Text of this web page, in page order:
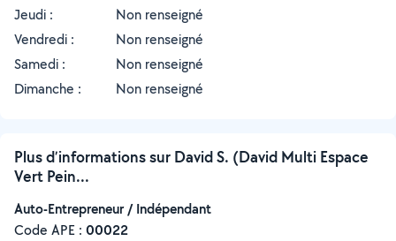
Jeudi :
Non renseigné
Vendredi :
Non renseigné
Samedi :
Non renseigné
Dimanche :
Non renseigné
Plus d’informations sur David S. (David Multi Espace
Vert Pein...
Auto-Entrepreneur / Indépendant
Code APE : 00022